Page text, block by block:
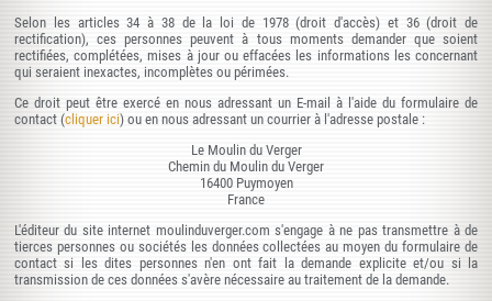
Selon les articles 34 à 38 de la loi de 1978 (droit d'accès) et 36 (droit de
rectification), ces personnes peuvent à tous moments demander que soient
rectifiées, complétées, mises à jour ou effacées les informations les concernant
qui seraient inexactes, incomplètes ou périmées.
Ce droit peut être exercé en nous adressant un E-mail à l'aide du formulaire de
contact (cliquer ici) ou en nous adressant un courrier à l'adresse postale :
Le Moulin du Verger
Chemin du Moulin du Verger
16400 Puymoyen
France
L'éditeur du site internet moulinduverger.com s'engage à ne pas transmettre à de
tierces personnes ou sociétés les données collectées au moyen du formulaire de
contact si les dites personnes n'en ont fait la demande explicite et/ou si la
transmission de ces données s'avère nécessaire au traitement de la demande.